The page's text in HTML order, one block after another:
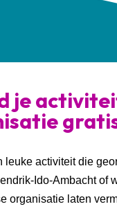
je
leuke activiteit die
Ido-Ambacht of
organisatie laten